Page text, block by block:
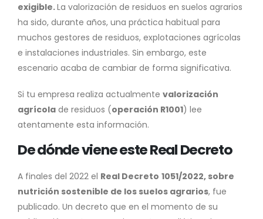
exigible.La valorización de residuos en suelos agrarios
ha sido, durante años, una práctica habitual para
muchos gestores de residuos, explotaciones agrícolas
e instalaciones industriales. Sin embargo, este
escenario acaba de cambiar de forma significativa.
Si tu empresa realiza actualmente valorización
agrícola de residuos (operación R1001) lee
atentamente esta información.
De dónde viene este Real Decreto
A finales del 2022 el Real Decreto 1051/2022, sobre
nutrición sostenible de los suelos agrarios, fue
publicado. Un decreto que en el momento de su